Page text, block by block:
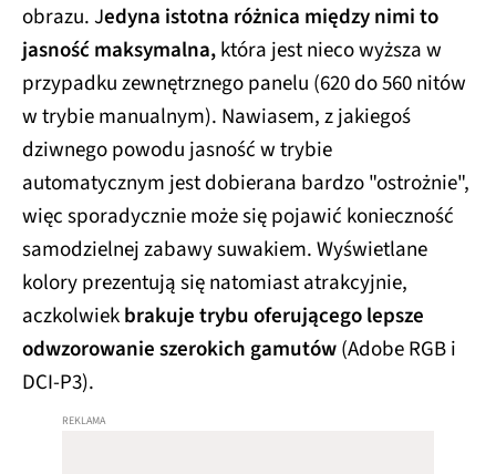
obrazu. Jedyna istotna różnica między nimi to
jasność maksymalna,która jest nieco wyższa w
przypadku zewnętrznego panelu (620 do 560 nitów
w trybie manualnym). Nawiasem, z jakiegoś
dziwnego powodu jasność w trybie
automatycznym jest dobierana bardzo "ostrożnie",
więc sporadycznie może się pojawić konieczność
samodzielnej zabawy suwakiem. Wyświetlane
kolory prezentują się natomiast atrakcyjnie,
aczkolwiekbrakuje trybu oferującego lepsze
odwzorowanie szerokich gamutów(Adobe RGB i
DCI-P3).